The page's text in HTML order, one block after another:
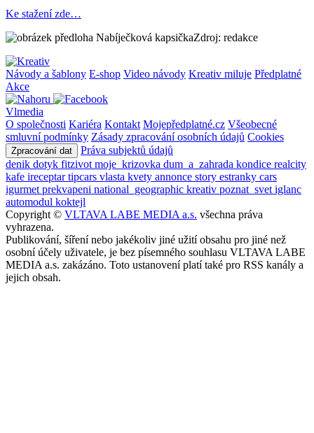
Ke stažení zde…
Zdroj: redakce
Návody a šablony E-shop Video návody Kreativ miluje Předplatné
Akce
Vlmedia
O společnosti Kariéra Kontakt Mojepředplatné.cz Všeobecné
smluvní podmínky Zásady zpracování osobních údajů Cookies
Zpracování dat
Práva subjektů údajů
denik dotyk fitzivot moje_krizovka dum_a_zahrada kondice realcity
kafe ireceptartipcars vlasta kvety annonce story estranky cars
igurmet prekvapeni national_geographic kreativ poznat_svet iglanc
automodul koktejl
Copyright © VLTAVA LABE MEDIA a.s. všechna práva
vyhrazena.
Publikování, šíření nebo jakékoliv jiné užití obsahu pro jiné než
osobní účely uživatele, je bez písemného souhlasu VLTAVA LABE
MEDIA a.s. zakázáno. Toto ustanovení platí také pro RSS kanály a
jejich obsah.